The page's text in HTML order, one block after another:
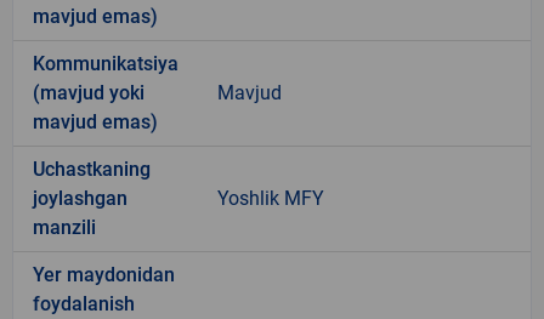
mavjud emas)
Kommunikatsiya
(mavjud yoki
mavjud emas)
Mavjud
Uchastkaning
joylashgan
manzili
Yoshlik MFY
Yer maydonidan
foydalanish